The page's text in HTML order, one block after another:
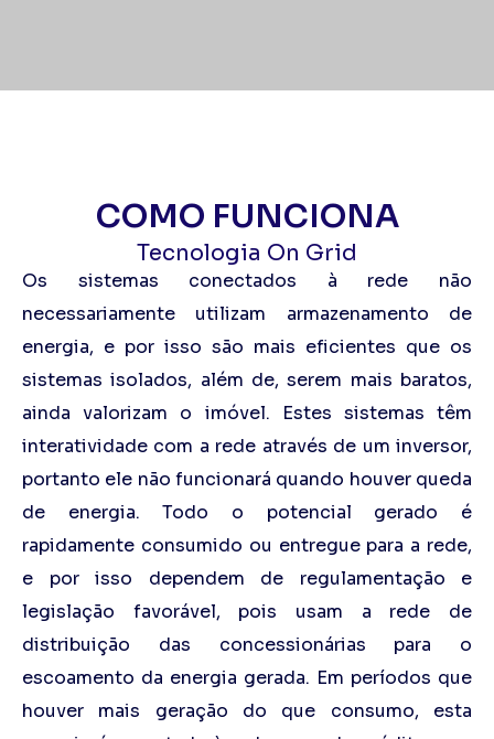
COMO FUNCIONA
Tecnologia On Grid
Os sistemas conectados à rede não
necessariamente utilizam armazenamento de
energia, e por isso são mais eficientes que os
sistemas isolados, além de, serem mais baratos,
ainda valorizam o imóvel. Estes sistemas têm
interatividade com a rede através de um inversor,
portanto ele não funcionará quando houver queda
de energia. Todo o potencial gerado é
rapidamente consumido ou entregue para a rede,
e por isso dependem de regulamentação e
legislação favorável, pois usam a rede de
distribuição das concessionárias para o
escoamento da energia gerada. Em períodos que
houver mais geração do que consumo, esta